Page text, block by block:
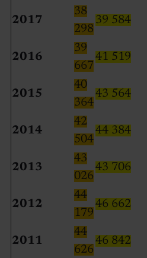
2017
38
298
39 584
2016
39
667
41 519
2015
40
364
43 564
2014
42
504
44 384
2013
43
026
43 706
2012
44
179
46 662
2011
44
626
46 842